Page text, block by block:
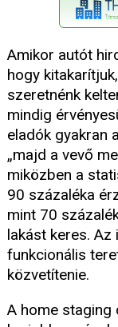
Amikor autót
hogy
szeretnénk
mindig
eladók gyakran
„majd a vevő
miközben a
90 százaléka
mint 70
lakást keres. Az
funkcionális
közvetítenie.
A home staging